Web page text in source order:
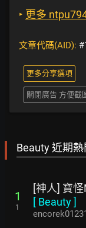
‣ 更多
文章代碼(AID):
更多分享選項
關閉廣告 方便截
Beauty 近期
1
1
[神人] 寶
[ Beauty]